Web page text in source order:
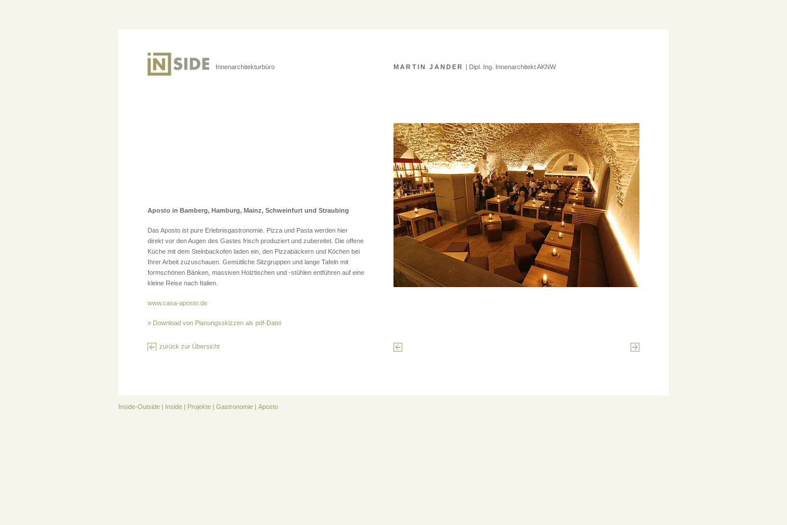
Innenarchitekturbüro MARTIN JANDER | Dipl. Ing. Innenarchitekt AKNW
Aposto in Bamberg, Hamburg, Mainz, Schweinfurt und Straubing
Das Aposto ist pure Erlebnisgastronomie. Pizza und Pasta werden hier
direkt vor den Augen des Gastes frisch produziert und zubereitet. Die offene
Küche mit dem Steinbackofen laden ein, den Pizzabäckern und Köchen bei
Ihrer Arbeit zuzuschauen. Gemütliche Sitzgruppen und lange Tafeln mit
formschönen Bänken, massiven Holztischen und -stühlen entführen auf eine
kleine Reise nach Italien.
www.casa-aposto.de
» Download von Planungsskizzen als pdf-Datei
zurück zur Übersicht
Inside-Outside | Inside | Projekte | Gastronomie | Aposto